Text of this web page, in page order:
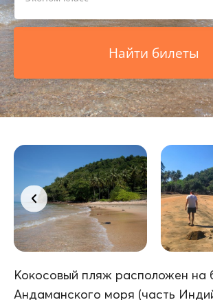
Найти билеты
Кокосовый пляж расположен на
Андаманского моря (часть